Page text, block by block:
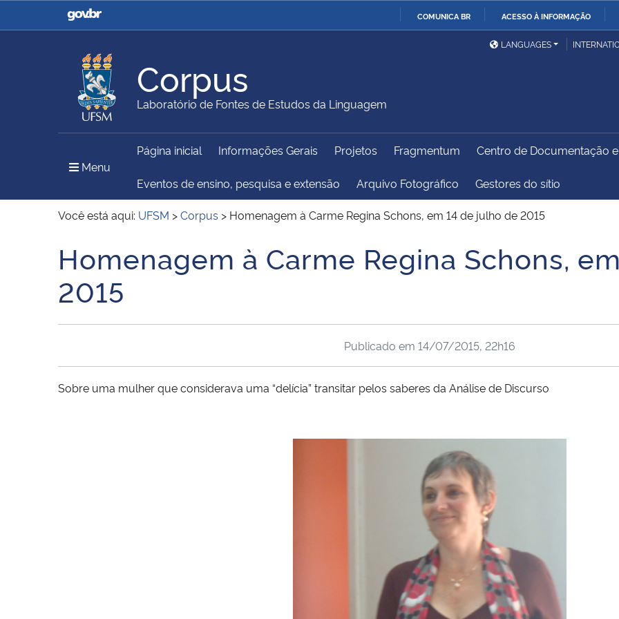
COMUNICA BR ACESSO À INFORMAÇÃO
Casa Civil
Ministério da Justiça e
Ministério da Defesa
Ministério das Relações
Exteriores
Ministério da Agricultura,
Pecuária e Abastecimento
Ministério da Educação
Ministério do Meio Ambiente Ministério do Turismo
Ministério do
Desenvolvimento Regional
União
Institucional
LANGUAGES
Corpus
Laboratório de Fontes de Estudos da Linguagem
Menu
Página inicial Informações Gerais Projetos Fragmentum Centro de Documentação
Eventos de ensino, pesquisa e extensão Arquivo Fotográfico Gestores do sítio
Você está aqui: UFSM >Corpus > Homenagem à Carme Regina Schons, em 14 de julho de 2015
Início do conteúdo
Homenagem à Carme Regina Schons,
2015
Publicado em 14/07/2015, 22h16
Sobre uma mulher que considerava uma “delícia” transitar pelos saberes da Análise de Discurso